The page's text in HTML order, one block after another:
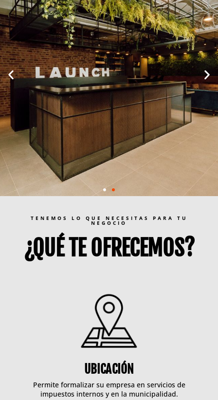
TENEMOS LO QUE NECESITAS PARA TU
NEGOCIO
¿QUÉ TE OFRECEMOS?
UBICACIÓN
Permite formalizar su empresa en servicios de
impuestos internos y en la municipalidad.